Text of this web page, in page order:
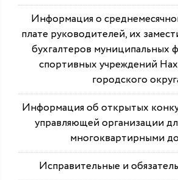
Информация о
плате руководителей, их
бухгалтеров муниципальных
спортивных учреждений
городского
Информация об открытых
управляющей организации
многоквартирными
Исправительные и